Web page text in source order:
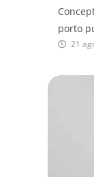
porto
21